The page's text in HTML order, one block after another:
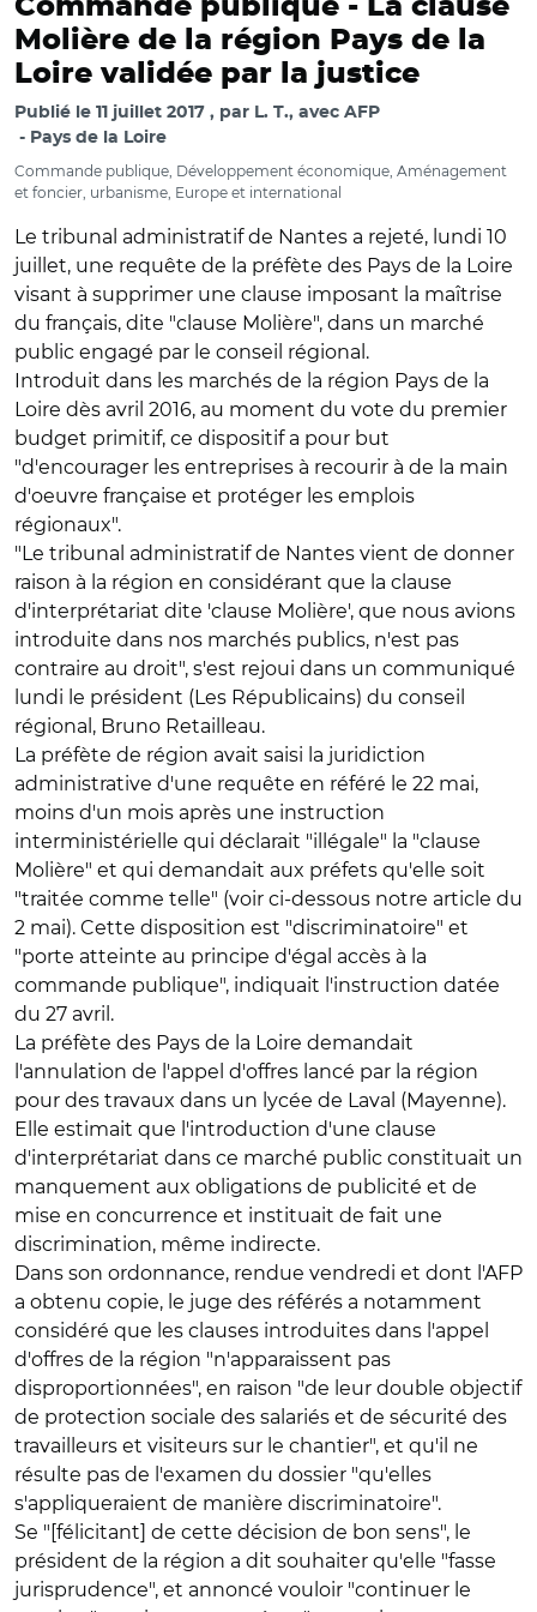
Commande publique - La clause
Molière de la région Pays de la
Loire validée par la justice
Publié le 11 juillet 2017 par L. T., avec AFP
Pays de la Loire
Commande publique, Développement économique, Aménagement
et foncier, urbanisme, Europe et international
Le tribunal administratif de Nantes a rejeté, lundi 10
juillet, une requête de la préfète des Pays de la Loire
visant à supprimer une clause imposant la maîtrise
du français, dite "clause Molière", dans un marché
public engagé par le conseil régional.
Introduit dans les marchés de la région Pays de la
Loire dès avril 2016, au moment du vote du premier
budget primitif, ce dispositif a pour but
"d'encourager les entreprises à recourir à de la main
d'oeuvre française et protéger les emplois
régionaux".
"Le tribunal administratif de Nantes vient de donner
raison à la région en considérant que la clause
d'interprétariat dite 'clause Molière', que nous avions
introduite dans nos marchés publics, n'est pas
contraire au droit", s'est rejoui dans un communiqué
lundi le président (Les Républicains) du conseil
régional, Bruno Retailleau.
La préfète de région avait saisi la juridiction
administrative d'une requête en référé le 22 mai,
moins d'un mois après une instruction
interministérielle qui déclarait "illégale" la "clause
Molière" et qui demandait aux préfets qu'elle soit
"traitée comme telle" (voir ci-dessous notre article du
2 mai). Cette disposition est "discriminatoire" et
"porte atteinte au principe d'égal accès à la
commande publique", indiquait l'instruction datée
du 27 avril.
La préfète des Pays de la Loire demandait
l'annulation de l'appel d'offres lancé par la région
pour des travaux dans un lycée de Laval (Mayenne).
Elle estimait que l'introduction d'une clause
d'interprétariat dans ce marché public constituait un
manquement aux obligations de publicité et de
mise en concurrence et instituait de fait une
discrimination, même indirecte.
Dans son ordonnance, rendue vendredi et dont l'AFP
a obtenu copie, le juge des référés a notamment
considéré que les clauses introduites dans l'appel
d'offres de la région "n'apparaissent pas
disproportionnées", en raison "de leur double objectif
de protection sociale des salariés et de sécurité des
travailleurs et visiteurs sur le chantier", et qu'il ne
résulte pas de l'examen du dossier "qu'elles
s'appliqueraient de manière discriminatoire".
Se "[félicitant] de cette décision de bon sens", le
président de la région a dit souhaiter qu'elle "fasse
jurisprudence", et annoncé vouloir "continuer le